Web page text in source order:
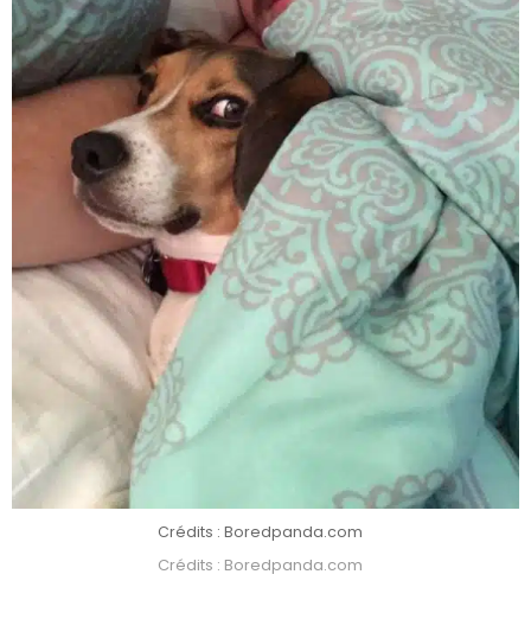
Crédits : Boredpanda.com
Crédits : Boredpanda.com